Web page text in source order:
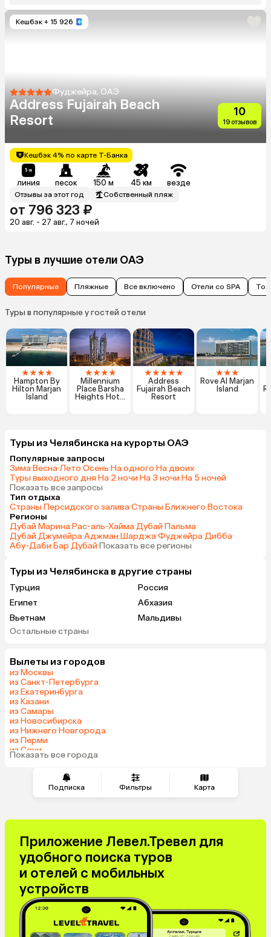
Подписка Фильтры Карта
Кешбэк + 15 926
Фуджейра, ОАЭ
Address Fujairah Beach
Resort
10
19 отзывов
Кешбэк 4% по карте Т-Банка
линия песок 150 м 45 км везде
Отзывы за этот год Собственный пляж
от 796 323 ₽
20 авг. - 27 авг., 7 ночей
Туры в лучшие отели ОАЭ
Популярные Пляжные Все включено Отели со SPA
Туры в популярные у гостей отели
★★★★
Hampton By
Hilton Marjan
Island
★★★★
Millennium
Place Barsha
Heights Hotel
★★★★★
Address
Fujairah Beach
Resort
★★★
Rove Al Marjan
Island
Туры из Челябинска на курорты ОАЭ
Популярные запросы
Зима·Весна·Лето·Осень·На одного·На двоих·
Туры выходного дня·На 2 ночи·На 3 ночи·На 5 ночей·
Показать все запросы
Тип отдыха
Страны Персидского залива·Страны Ближнего Востока
Регионы
Дубай Марина·Рас-аль-Хайма·Дубай Пальма·
Дубай Джумейра·Аджман·Шарджа·Фуджейра·Дибба·
Абу-Даби·Бар Дубай·Показать все регионы
Туры из Челябинска в другие страны
Турция
Россия
Египет
Абхазия
Вьетнам
Мальдивы
Гонконг
Остальные страны
Вылеты из городов
из Москвы
из Санкт-Петербурга
из Екатеринбурга
из Казани
из Самары
из Новосибирска
из Нижнего Новгорода
из Перми
из Сочи
из Омска
Показать все города
Приложение Левел.Тревел для
удобного поиска туров
и отелей с мобильных
устройств